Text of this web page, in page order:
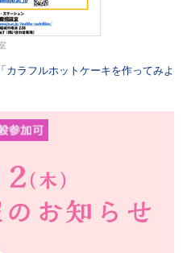
ラフルホットケーキを作ってみよ